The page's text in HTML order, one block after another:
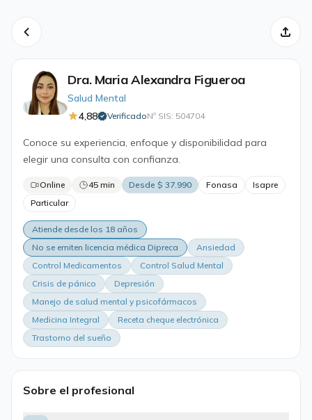
Dra. Maria Alexandra Figueroa
Salud Mental
4,88
VerificadoNº SIS: 504704·
Conoce su experiencia, enfoque y disponibilidad para
elegir una consulta con confianza.
Online 45 min Desde $ 37.990 Fonasa
Isapre
Particular
Atiende desde los 18 años
No se emiten licencia médica Dipreca
Ansiedad
Control Medicamentos
Control Salud Mental
Crisis de pánico
Depresión
Manejo de salud mental y psicofármacos
Medicina Integral
Receta cheque electrónica
Trastorno del sueño
Sobre el profesional